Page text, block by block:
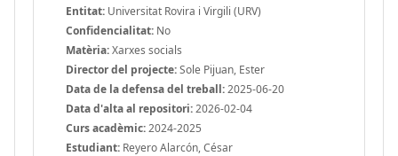
Entitat: Universitat Rovira i Virgili (URV)
Confidencialitat: No
Matèria:Xarxes socials
Director del projecte:Sole Pijuan, Ester
Data de la defensa del treball:2025-06-20
Data d'alta al repositori:2026-02-04
Curs acadèmic:2024-2025
Estudiant: Reyero Alarcón, César